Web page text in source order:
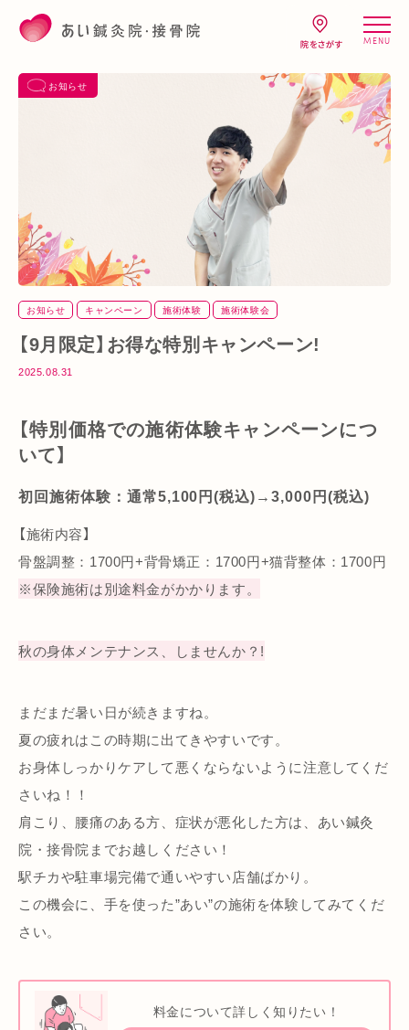
MENU
お知らせ
お知らせ キャンペーン 施術体験 施術体験会
【9月限定】お得な特別キャンペーン!
2025.08.31
【特別価格での施術体験キャンペーンにつ
いて】
初回施術体験：通常5,100円(税込)→3,000円(税込)
【施術内容】
骨盤調整：1700円+背骨矯正：1700円+猫背整体：1700円
※保険施術は別途料金がかかります。
秋の身体メンテナンス、しませんか？!
まだまだ暑い日が続きますね。
夏の疲れはこの時期に出てきやすいです。
お身体しっかりケアして悪くならないように注意してくだ
さいね！！
肩こり、腰痛のある方、症状が悪化した方は、あい鍼灸
院・接骨院までお越しください！
駅チカや駐車場完備で通いやすい店舗ばかり。
この機会に、手を使った”あい”の施術を体験してみてくだ
さい。
料金について詳しく知りたい！